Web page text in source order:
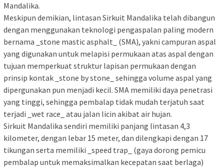
Mandalika.
Meskipun demikian, lintasan Sirkuit Mandalika telah dibangun
dengan menggunakan teknologi pengaspalan paling modern
bernama _stone mastic asphalt_ (SMA), yakni campuran aspal
yang digunakan untuk melapisi permukaan atas aspal dengan
tujuan memperkuat struktur lapisan permukaan dengan
prinsip kontak _stone by stone_ sehingga volume aspal yang
dipergunakan pun menjadi kecil. SMA memiliki daya penetrasi
yang tinggi, sehingga pembalap tidak mudah terjatuh saat
terjadi _wet race_ atau jalan licin akibat air hujan.
Sirkuit Mandalika sendiri memiliki panjang lintasan 4,3
kilometer, dengan lebar 15 meter, dan dilengkapi dengan 17
tikungan serta memiliki _speed trap_ (gaya dorong pemicu
pembalap untuk memaksimalkan kecepatan saat berlaga)